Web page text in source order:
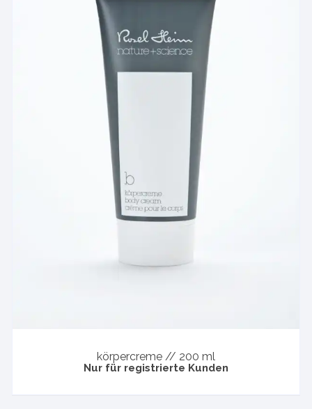
körpercreme // 200 ml
Nur für registrierte Kunden